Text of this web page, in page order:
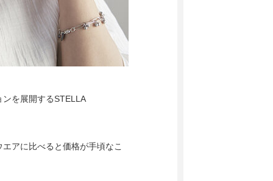
を展開するSTELLA
アに比べると価格が手頃なこ